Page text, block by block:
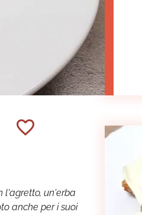
l'agretto, un'erba
anche per i suoi